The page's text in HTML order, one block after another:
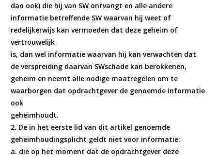
dan ook) die hij van SW ontvangt en alle andere
informatie betreffende SW waarvan hij weet of
redelijkerwijs kan vermoeden dat deze geheim of
vertrouwelijk
is, dan wel informatie waarvan hij kan verwachten dat
de verspreiding daarvan SWschade kan berokkenen,
geheim en neemt alle nodige maatregelen om te
waarborgen dat opdrachtgever de genoemde informatie
ook
geheimhoudt.
2. De in het eerste lid van dit artikel genoemde
geheimhoudingsplicht geldt niet voor informatie:
a. die op het moment dat de opdrachtgever deze